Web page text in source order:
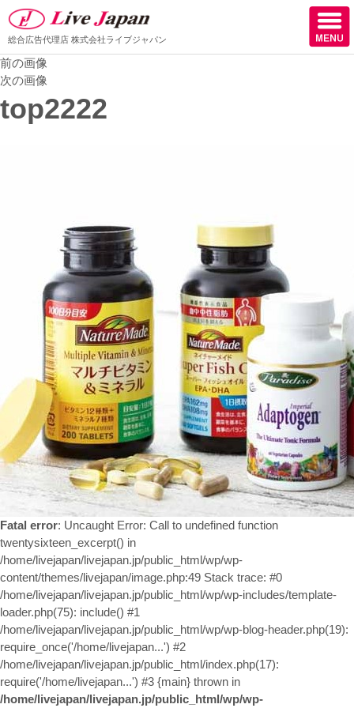
会社情報
サロン様からの声
ケーススタディー
採用
お問い合わせ
総合広告代理店 株式会社ライブジャパン
前の画像
次の画像
top2222
Fatal error: Uncaught Error: Call to undefined function
twentysixteen_excerpt() in
/home/livejapan/livejapan.jp/public_html/wp/wp-
content/themes/livejapan/image.php:49 Stack trace: #0
/home/livejapan/livejapan.jp/public_html/wp/wp-includes/template-
loader.php(75): include() #1
/home/livejapan/livejapan.jp/public_html/wp/wp-blog-header.php(19):
require_once('/home/livejapan...') #2
/home/livejapan/livejapan.jp/public_html/index.php(17):
require('/home/livejapan...') #3 {main} thrown in
/home/livejapan/livejapan.jp/public_html/wp/wp-